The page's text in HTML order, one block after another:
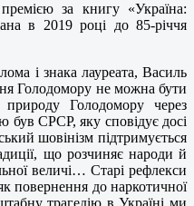
за книгу «Україна:
в 2019 році до 85-річчя
і знака лауреата, Василь
Голодомору не можна бути
Голодомору через
був СРСР, яку сповідує досі
шовінізм підтримується
що розчиняє народи й
величі… Старі рефлекси
повернення до наркотичної